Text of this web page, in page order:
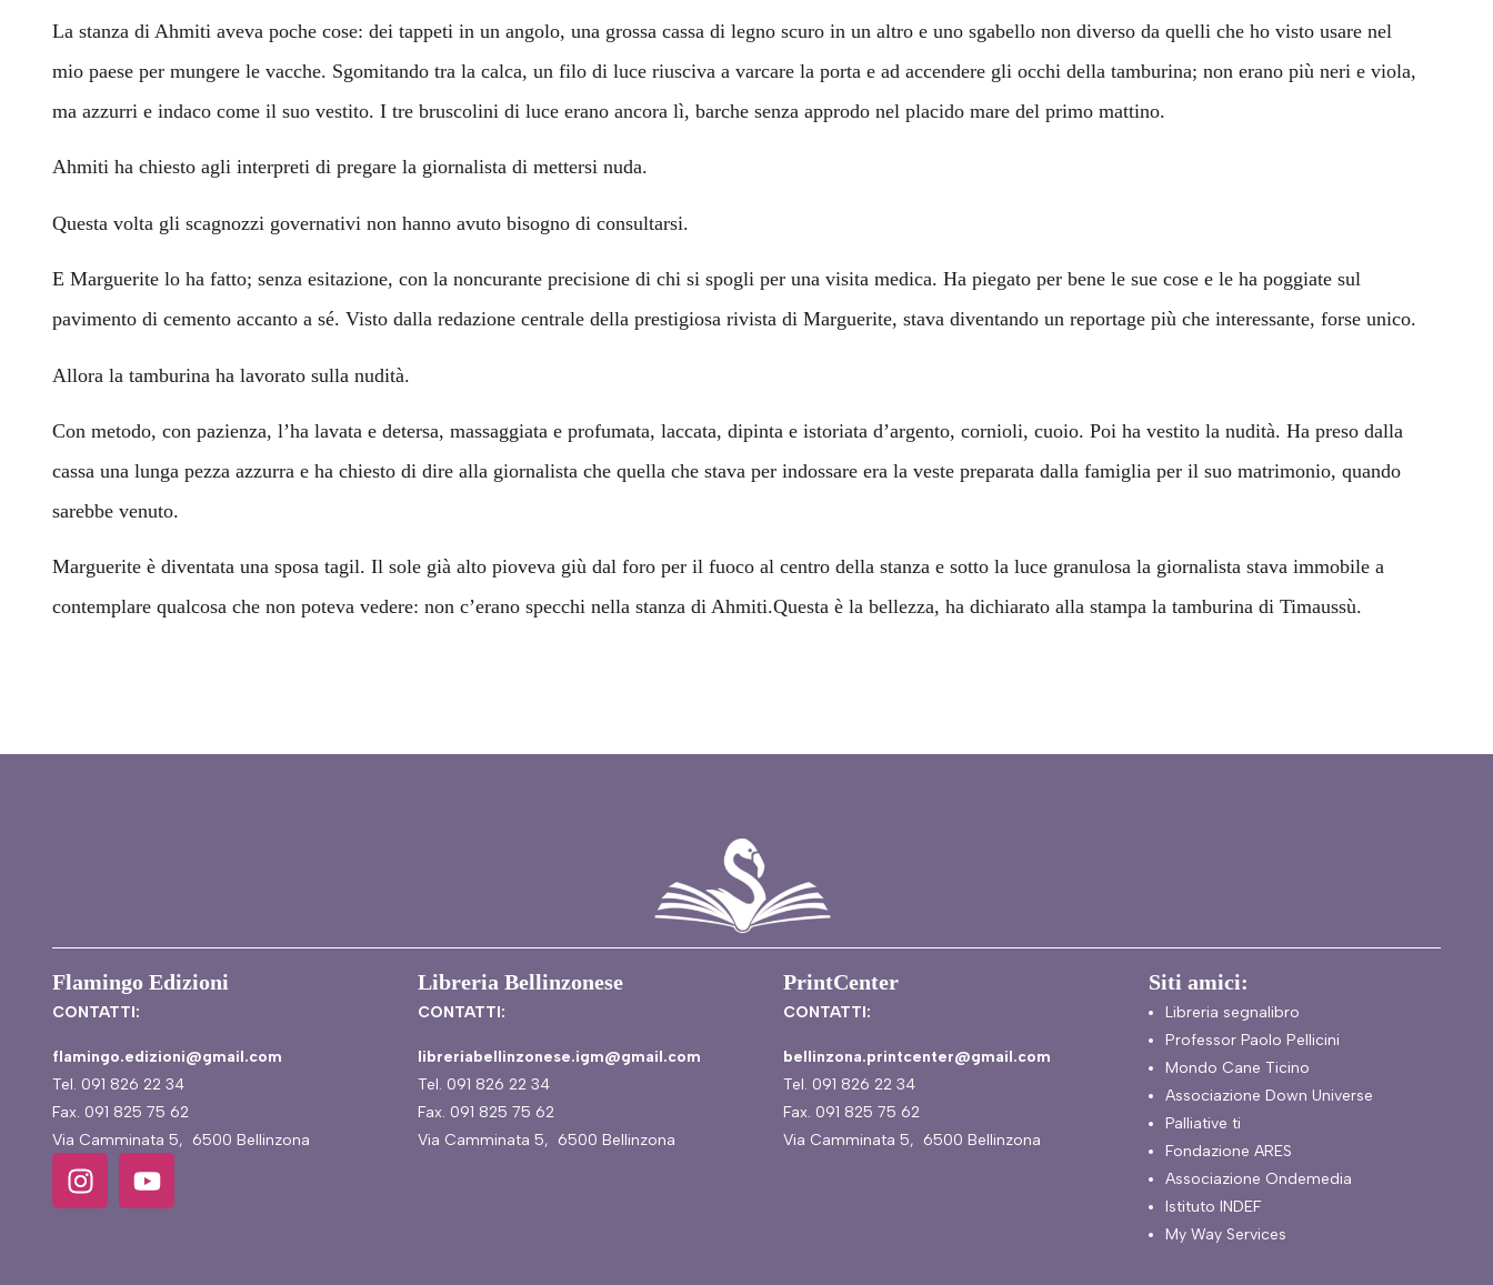
La stanza di Ahmiti aveva poche cose: dei tappeti in un angolo, una grossa cassa di legno scuro in un altro e uno sgabello non diverso da quelli che ho visto usare nel
mio paese per mungere le vacche. Sgomitando tra la calca, un filo di luce riusciva a varcare la porta e ad accendere gli occhi della tamburina; non erano più neri e viola,
ma azzurri e indaco come il suo vestito. I tre bruscolini di luce erano ancora lì, barche senza approdo nel placido mare del primo mattino.
Ahmiti ha chiesto agli interpreti di pregare la giornalista di mettersi nuda.
Questa volta gli scagnozzi governativi non hanno avuto bisogno di consultarsi.
E Marguerite lo ha fatto; senza esitazione, con la noncurante precisione di chi si spogli per una visita medica. Ha piegato per bene le sue cose e le ha poggiate sul
pavimento di cemento accanto a sé. Visto dalla redazione centrale della prestigiosa rivista di Marguerite, stava diventando un reportage più che interessante, forse unico.
Allora la tamburina ha lavorato sulla nudità.
Con metodo, con pazienza, l’ha lavata e detersa, massaggiata e profumata, laccata, dipinta e istoriata d’argento, cornioli, cuoio. Poi ha vestito la nudità. Ha preso dalla
cassa una lunga pezza azzurra e ha chiesto di dire alla giornalista che quella che stava per indossare era la veste preparata dalla famiglia per il suo matrimonio, quando
sarebbe venuto.
Marguerite è diventata una sposa tagil. Il sole già alto pioveva giù dal foro per il fuoco al centro della stanza e sotto la luce granulosa la giornalista stava immobile a
contemplare qualcosa che non poteva vedere: non c’erano specchi nella stanza di Ahmiti.Questa è la bellezza, ha dichiarato alla stampa la tamburina di Timaussù.
Flamingo Edizioni
CONTATTI:
flamingo.edizioni@gmail.com
Tel. 091 826 22 34
Fax. 091 825 75 62
Via Camminata 5, 6500 Bellinzona
Libreria Bellinzonese
CONTATTI:
libreriabellinzonese.igm@gmail.com
Tel. 091 826 22 34
Fax. 091 825 75 62
Via Camminata 5, 6500 Bellinzona
PrintCenter
CONTATTI:
bellinzona.printcenter@gmail.com
Tel. 091 826 22 34
Fax. 091 825 75 62
Via Camminata 5, 6500 Bellinzona
Siti amici:
Libreria segnalibro
Professor Paolo Pellicini
Mondo Cane Ticino
Associazione Down Universe
Palliative ti
Fondazione ARES
Associazione Ondemedia
Istituto INDEF
My Way Services